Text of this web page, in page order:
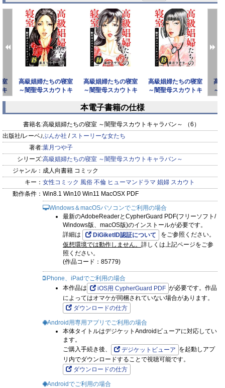
室
キ
高級娼婦たちの寝室
～闇聖母スカウトキ
高級娼婦たちの寝室
～闇聖母スカウトキ
高級娼婦たちの寝室
～闇聖母スカウトキ
高
～
prev next
本電子書籍の仕様
書籍名:高級娼婦たちの寝室 ～闇聖母スカウトキャラバン～ （6）
出版社/レーベル:ぶんか社 / ストーリーな女たち
著者:葉月つや子
シリーズ:高級娼婦たちの寝室 ～闇聖母スカウトキャラバン～
ジャンル： 成人向書籍 コミック
キー： 女性コミック 風俗 不倫 ヒューマンドラマ 娼婦 スカウト
動作条件： Win8.1 Win10 Win11 MacOSX PDF
Windows＆macOSパソコンでご利用の場合
最新のAdobeReaderとCypherGuard PDF(フリーソフト/
Windows版、macOS版)のインストールが必要です。
詳細は
DiGiketID認証について
をご参照ください。
仮想環境では動作しません。 詳しくは上記ページをご参
照ください。
(作品コード：85779)
iPhone、iPadでご利用の場合
本作品は
iOS用 CypherGuard PDF が必要です。作品
によってはオマケが同梱されていない場合があります。
ダウンロードの仕方
Android用専用アプリでご利用の場合
本体タイトルはデジケットAndroidビューアに対応してい
ます。
ご購入手続き後、
デジケットビューア を起動しアプ
リ内でダウンロードすることで視聴可能です。
ダウンロードの仕方
Androidでご利用の場合